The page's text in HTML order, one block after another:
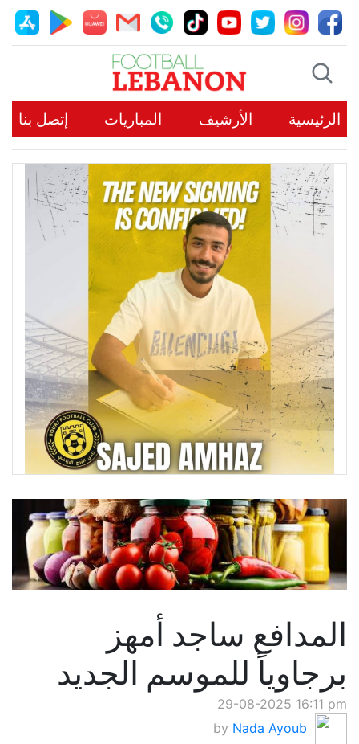
الرئيسية الأرشيف المباريات إتصل بنا
المدافع ساجد أمهز
برجاوياً للموسم الجديد
29-08-2025 16:11 pm
by Nada Ayoub